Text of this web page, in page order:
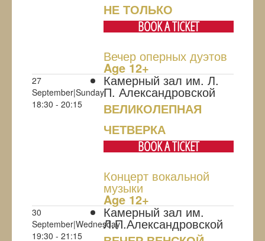
НЕ ТОЛЬКО
BOOK A TICKET
Вечер оперных дуэтов
Age 12+
27
September|Sunday
18:30 - 20:15
Камерный зал им. Л.
П. Александровской
ВЕЛИКОЛЕПНАЯ
ЧЕТВЕРКА
BOOK A TICKET
Концерт вокальной
музыки
Age 12+
30
September|Wednesday
19:30 - 21:15
Камерный зал им.
Л.П.Александровской